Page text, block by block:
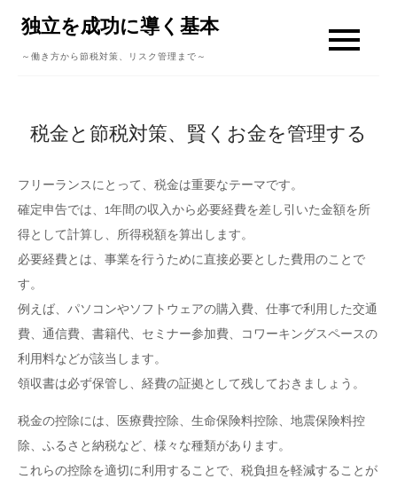
content
独立を成功に導く基本
～働き方から節税対策、リスク管理まで～
税金と節税対策、賢くお金を管理する
フリーランスにとって、税金は重要なテーマです。
確定申告では、1年間の収入から必要経費を差し引いた金額を所
得として計算し、所得税額を算出します。
必要経費とは、事業を行うために直接必要とした費用のことで
す。
例えば、パソコンやソフトウェアの購入費、仕事で利用した交通
費、通信費、書籍代、セミナー参加費、コワーキングスペースの
利用料などが該当します。
領収書は必ず保管し、経費の証拠として残しておきましょう。
税金の控除には、医療費控除、生命保険料控除、地震保険料控
除、ふるさと納税など、様々な種類があります。
これらの控除を適切に利用することで、税負担を軽減することが